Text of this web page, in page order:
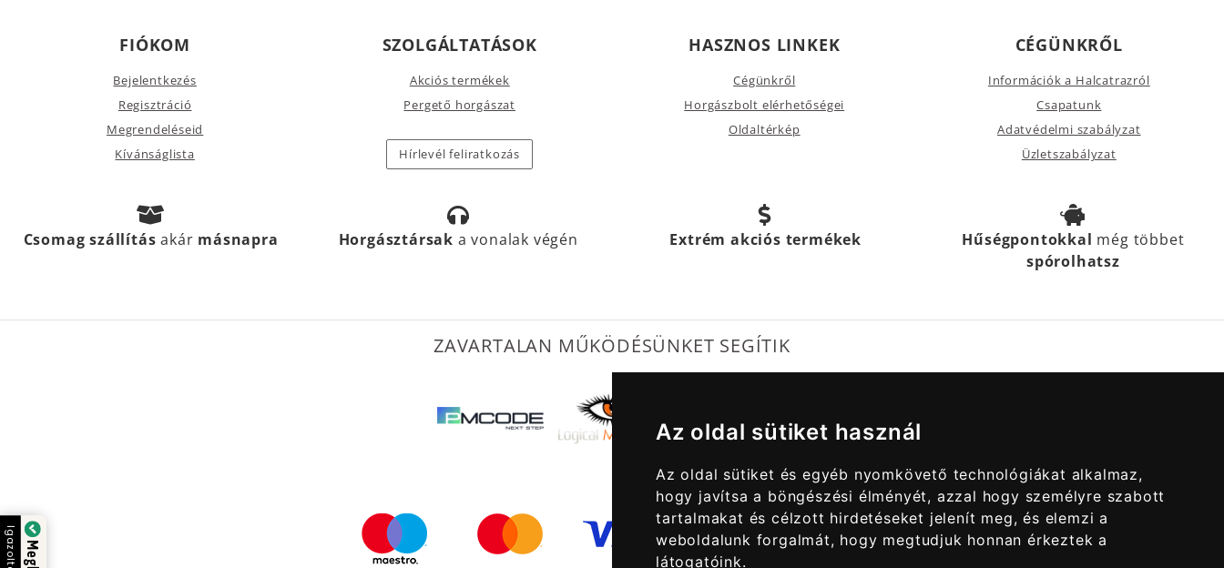
Az oldal sütiket használ
Az oldal sütiket és egyéb nyomkövető technológiákat alkalmaz,
hogy javítsa a böngészési élményét, azzal hogy személyre szabott
tartalmakat és célzott hirdetéseket jelenít meg, és elemzi a
weboldalunk forgalmát, hogy megtudjuk honnan érkeztek a
látogatóink.
FIÓKOM
Bejelentkezés
Regisztráció
Megrendeléseid
Kívánságlista
SZOLGÁLTATÁSOK
Akciós termékek
Pergető horgászat
Hírlevél feliratkozás
HASZNOS LINKEK
Cégünkről
Horgászbolt elérhetőségei
Oldaltérkép
CÉGÜNKRŐL
Információk a Halcatrazról
Csapatunk
Adatvédelmi szabályzat
Üzletszabályzat
Csomag szállításakár másnapra Horgásztársak a vonalak végén Extrém akciós termékek Hűségpontokkal még többet
spórolhatsz
ZAVARTALAN MŰKÖDÉSÜNKET SEGÍTIK
Igazolta: